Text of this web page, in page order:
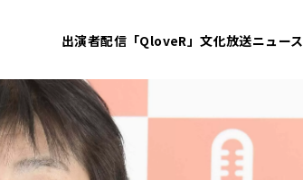
出演者配信「QloveR」文化放送ニュース